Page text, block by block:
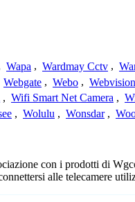
Wapa , Wardmay Cctv ,
Webgate , Webo , Webvision
, Wifi Smart Net Camera ,
, Wolulu , Wonsdar ,
con i prodotti di
alle telecamere